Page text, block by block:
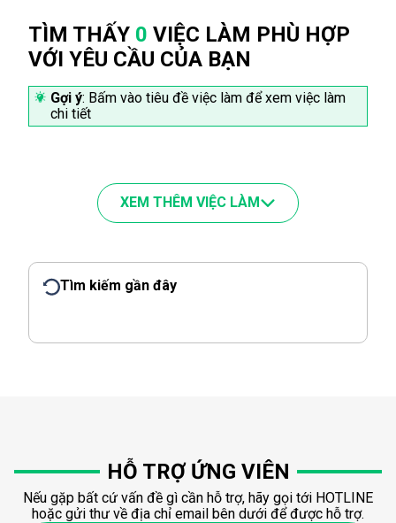
TÌM THẤY 0 VIỆC LÀM PHÙ HỢP
VỚI YÊU CẦU CỦA BẠN
Gợi ý: Bấm vào tiêu đề việc làm để xem việc làm
chi tiết
XEM THÊM VIỆC LÀM
Tìm kiếm gần đây
HỖ TRỢ ỨNG VIÊN
Nếu gặp bất cứ vấn đề gì cần hỗ trợ, hãy gọi tới HOTLINE
hoặc gửi thư về địa chỉ email bên dưới để được hỗ trợ.